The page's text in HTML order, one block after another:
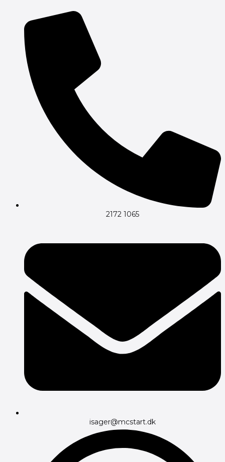
indholdet
2172 1065
isager@mcstart.dk